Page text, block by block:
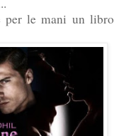
per le mani un